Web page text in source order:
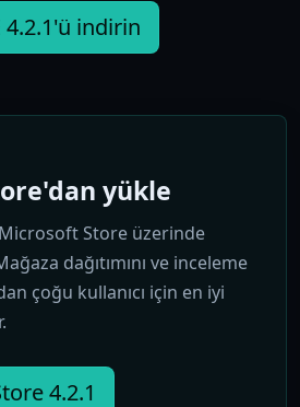
4.2.1'ü indirin
yükle
Store üzerinde
dağıtımını ve inceleme
çoğu kullanıcı için en iyi
4.2.1